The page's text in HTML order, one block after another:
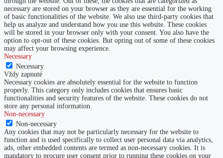
necessary are stored on your browser as they are essential for the working
of basic functionalities of the website. We also use third-party cookies that
help us analyze and understand how you use this website. These cookies
will be stored in your browser only with your consent. You also have the
option to opt-out of these cookies. But opting out of some of these cookies
may affect your browsing experience.
Necessary
Necessary
Vždy zapnuté
Necessary cookies are absolutely essential for the website to function
properly. This category only includes cookies that ensures basic
functionalities and security features of the website. These cookies do not
store any personal information.
Non-necessary
Non-necessary
Any cookies that may not be particularly necessary for the website to
function and is used specifically to collect user personal data via analytics,
ads, other embedded contents are termed as non-necessary cookies. It is
mandatory to procure user consent prior to running these cookies on your